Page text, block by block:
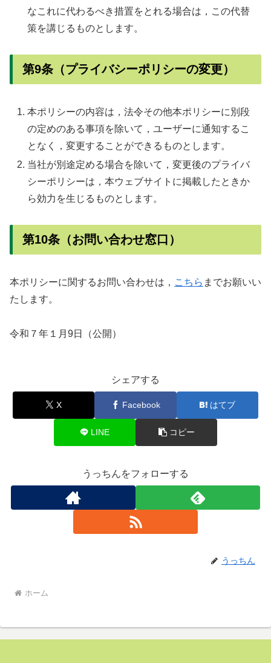
なこれに代わるべき措置をとれる場合は，この代替
策を講じるものとします。
第9条（プライバシーポリシーの変更）
本ポリシーの内容は，法令その他本ポリシーに別段
の定めのある事項を除いて，ユーザーに通知するこ
となく，変更することができるものとします。
当社が別途定める場合を除いて，変更後のプライバ
シーポリシーは，本ウェブサイトに掲載したときか
ら効力を生じるものとします。
第10条（お問い合わせ窓口）
本ポリシーに関するお問い合わせは， こちら までお願いい
たします。
令和７年１月9日（公開）
シェアする
X Facebook はてブ
LINE コピー
うっちんをフォローする
うっちん
ホーム